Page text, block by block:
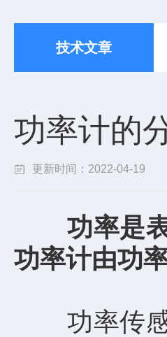
技术文章
功率计的
更新时间：2022-04-19
功率是
功率计由功
功率传感